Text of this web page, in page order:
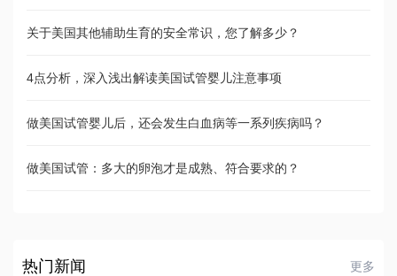
关于美国其他辅助生育的安全常识，您了解多少？
4点分析，深入浅出解读美国试管婴儿注意事项
做美国试管婴儿后，还会发生白血病等一系列疾病吗？
做美国试管：多大的卵泡才是成熟、符合要求的？
热门新闻 更多